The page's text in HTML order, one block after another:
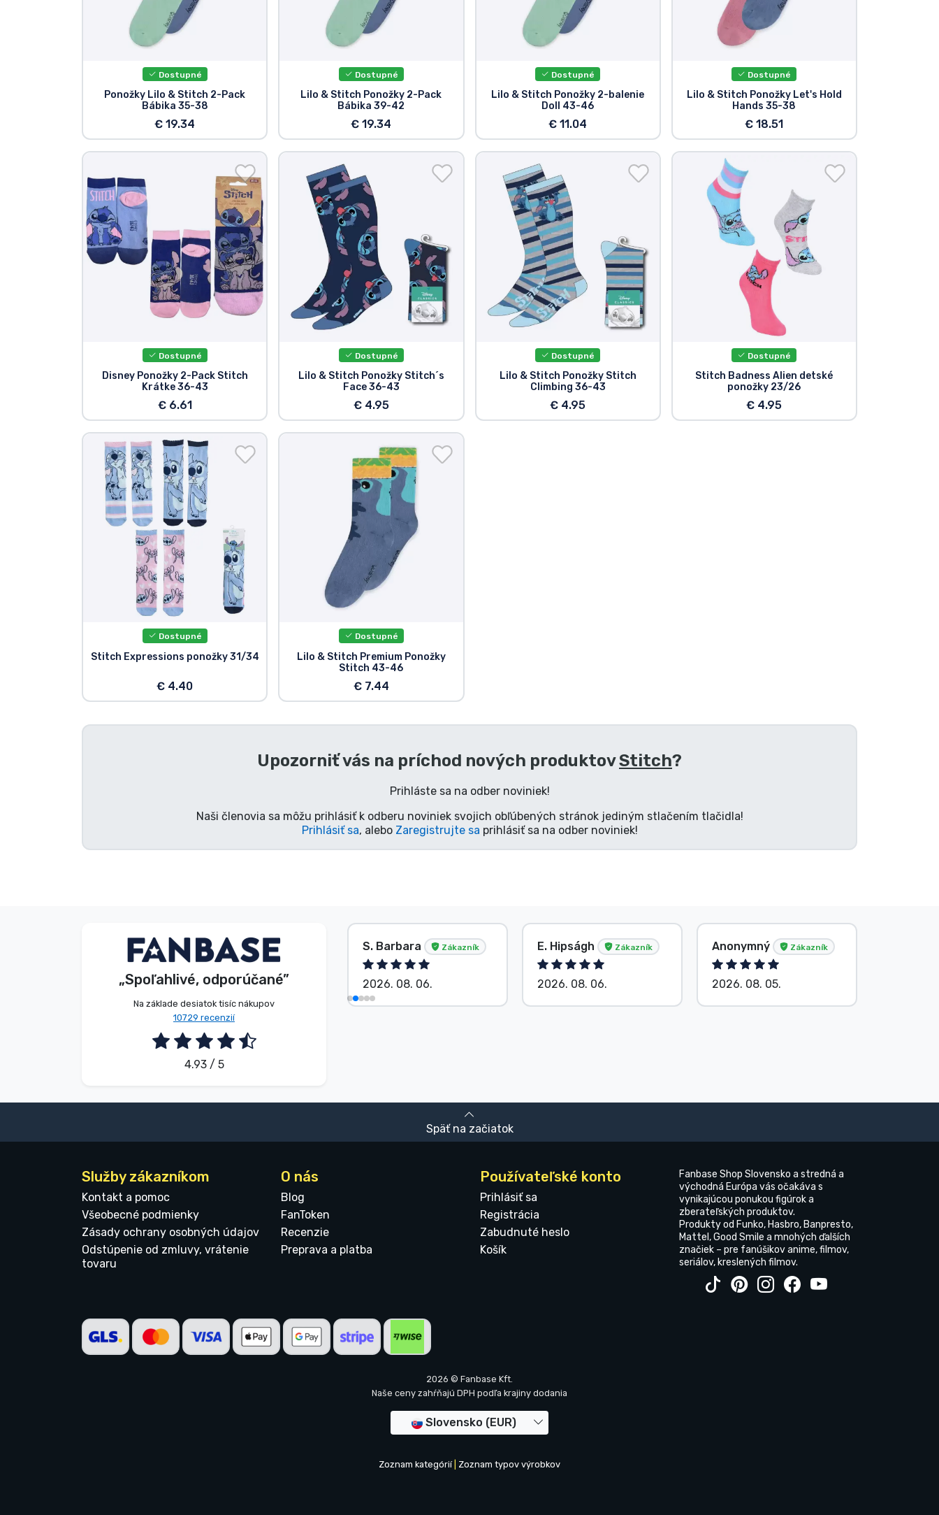
Dostupné
Ponožky Lilo & Stitch 2-Pack
Bábika 35-38
€ 19.34
Dostupné
Lilo & Stitch Ponožky 2-Pack
Bábika 39-42
€ 19.34
Dostupné
Lilo & Stitch Ponožky 2-balenie
Doll 43-46
€ 11.04
Dostupné
Lilo & Stitch Ponožky Let's Hold
Hands 35-38
€ 18.51
Dostupné
Disney Ponožky 2-Pack Stitch
Krátke 36-43
€ 6.61
Dostupné
Lilo & Stitch Ponožky Stitch´s
Face 36-43
€ 4.95
Dostupné
Lilo & Stitch Ponožky Stitch
Climbing 36-43
€ 4.95
Dostupné
Stitch Badness Alien detské
ponožky 23/26
€ 4.95
Dostupné
Stitch Expressions ponožky 31/34
€ 4.40
Dostupné
Lilo & Stitch Premium Ponožky
Stitch 43-46
€ 7.44
Upozorniť vás na príchod nových produktovStitch?
Prihláste sa na odber noviniek!
Naši členovia sa môžu prihlásiť k odberu noviniek svojich obľúbených stránok jediným stlačením tlačidla!
Prihlásiť sa, alebo Zaregistrujte sa prihlásiť sa na odber noviniek!
„Spoľahlivé, odporúčané”
Na základe desiatok tisíc nákupov
10729 recenzií
4.93 / 5
V. Éva Zákazník
2026. 08. 06.
S. Barbara Zákazník
2026. 08. 06.
E. Hipságh Zákazník
2026. 08. 06.
Anonymný Zákazník
2026. 08. 05.
Späť na začiatok
Služby zákazníkom
Kontakt a pomoc
Všeobecné podmienky
Zásady ochrany osobných údajov
Odstúpenie od zmluvy, vrátenie
tovaru
O nás
Blog
FanToken
Recenzie
Preprava a platba
Používateľské konto
Prihlásiť sa
Registrácia
Zabudnuté heslo
Košík
Fanbase Shop Slovensko a stredná a
východná Európa vás očakáva s
vynikajúcou ponukou figúrok a
zberateľských produktov.
Produkty od Funko, Hasbro, Banpresto,
Mattel, Good Smile a mnohých ďalších
značiek – pre fanúšikov anime, filmov,
seriálov, kreslených filmov.
2026 © Fanbase Kft.
Naše ceny zahŕňajú DPH podľa krajiny dodania
Slovensko (EUR)
Zoznam kategórií| Zoznam typov výrobkov